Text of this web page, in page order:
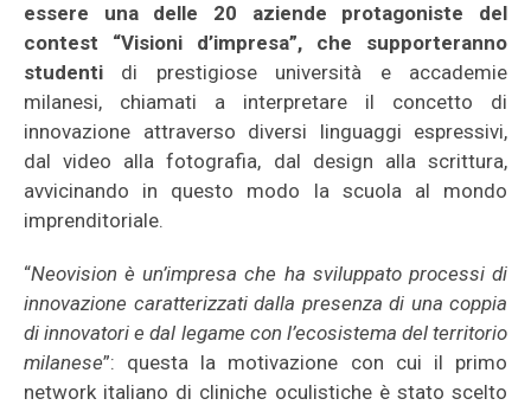
essere una delle 20 aziende
protagoniste del
contest “Visioni d’impresa”, che supporteranno
studenti di prestigiose università e accademie
milanesi, chiamati a interpretare il concetto di
innovazione attraverso diversi linguaggi espressivi,
dal video alla fotografia, dal design alla scrittura,
avvicinando in questo modo la scuola al mondo
imprenditoriale.
“Neovision è un’impresa che ha sviluppato processi di
innovazione caratterizzati dalla presenza di una coppia
di innovatori e dal legame con l’ecosistema del territorio
milanese”: questa la motivazione con cui il primo
network italiano di cliniche oculistiche è stato scelto